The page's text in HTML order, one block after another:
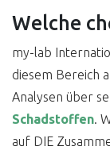
Welche
my-lab
diesem Bereich
Analysen über
Schadstoffen.
auf DIE